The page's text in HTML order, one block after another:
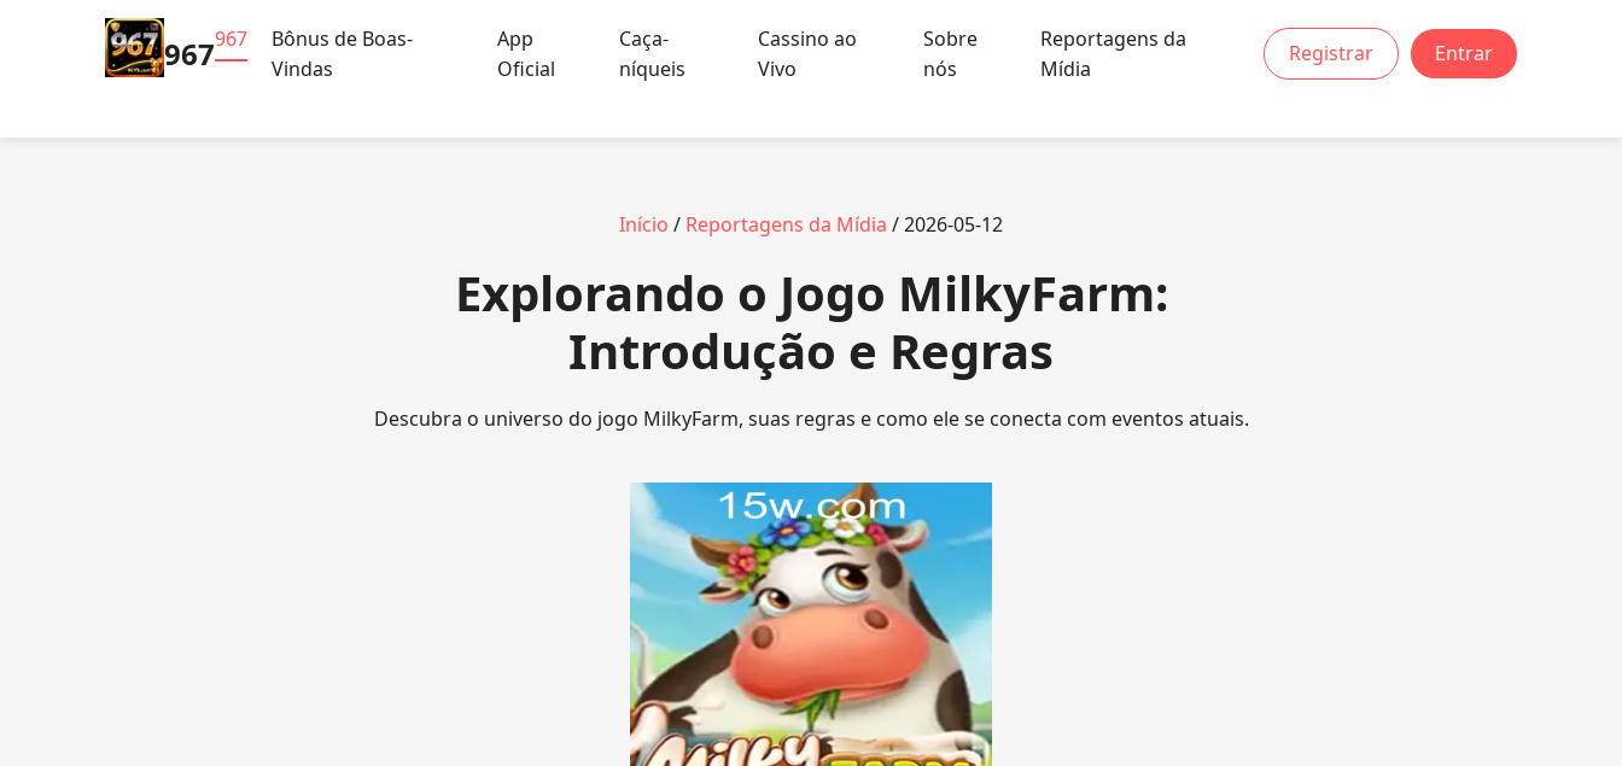
967967
Bônus de Boas-
Vindas
App
Oficial
Caça-
níqueis
Cassino ao
Vivo
Sobre
nós
Reportagens da
Mídia
Registrar Entrar
Início / Reportagens da Mídia / 2026-05-12
Explorando o Jogo MilkyFarm:
Introdução e Regras
Descubra o universo do jogo MilkyFarm, suas regras e como ele se conecta com eventos atuais.